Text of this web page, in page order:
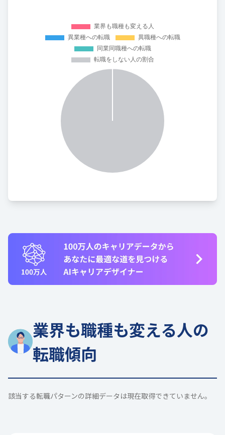
業界も職種も変える人の
転職傾向
該当する転職パターンの詳細データは現在取得できていません。